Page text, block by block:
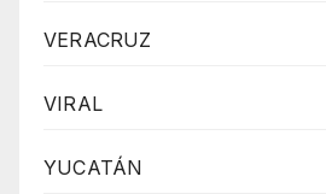
VERACRUZ
VIRAL
YUCATÁN